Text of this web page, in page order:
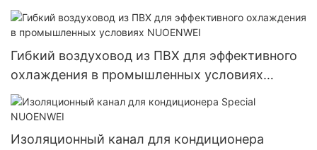
ПВХ | Устойчивая к коррозионной системе
вентиляции | Nuoenwei
Гибкий воздуховод из ПВХ для эффективного
охлаждения в промышленных условиях
NUOENWEI
Изоляционный канал для кондиционера